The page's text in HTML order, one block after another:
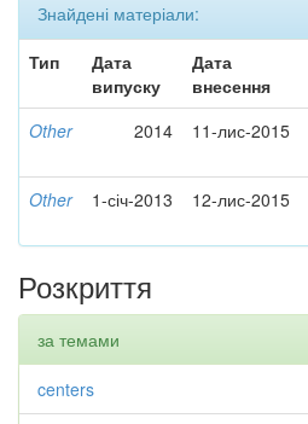
Знайдені матеріали:
Тип
Дата
випуску
Дата
внесення
Other 2014 11-лис-2015
Other 1-січ-2013 12-лис-2015
Розкриття
за темами
centers